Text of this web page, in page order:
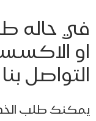
حاله
بنا
طلب الخدمه